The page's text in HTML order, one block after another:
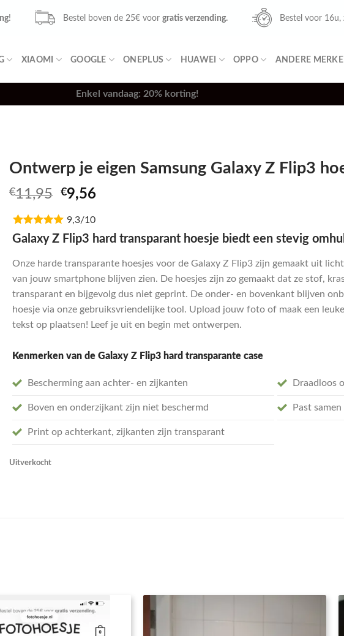
! Bestel boven de 25€ voor gratis verzending. Bestel voor 16u,
XIAOMI GOOGLE ONEPLUS HUAWEI OPPO ANDERE
Enkel vandaag: 20% korting!
Ontwerp je eigen Samsung Galaxy Z Flip3
€11,95 Oorspronkelijke
was:
€11,95.
€9,56
€9,56.
9,3/10
Galaxy Z Flip3 hard transparant hoesje biedt een stevig
Onze harde transparante hoesjes voor de Galaxy Z Flip3 zijn gemaakt uit
van jouw smartphone blijven zien. De hoesjes zijn zo gemaakt dat ze stof,
transparant en bijgevolg dus niet geprint. De onder- en bovenkant blijven
hoesje via onze gebruiksvriendelijke tool. Upload jouw foto of maak een
tekst op plaatsen! Leef je uit en begin met ontwerpen.
Kenmerken van de Galaxy Z Flip3 hard transparantecase
Bescherming aan achter- en zijkanten
Boven en onderzijkant zijn niet beschermd
Print op achterkant, zijkanten zijn transparant
Draadloos
Past
Uitverkocht